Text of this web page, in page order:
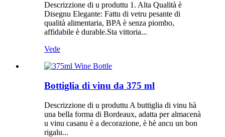
Descrizzione di u produttu 1. Alta Qualità è
Disegnu Elegante: Fattu di vetru pesante di
qualità alimentaria, BPA è senza piombo,
affidabile è durable.Sta vittoria...
Vede
Bottiglia di vinu da 375 ml
Descrizzione di u produttu A buttiglia di vinu hà
una bella forma di Bordeaux, adatta per almacenà
u vinu casanu è a decorazione, è hè ancu un bon
rigalu...